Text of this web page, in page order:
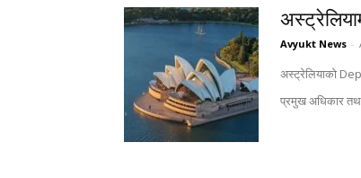
Avyukt News -
अस्ट्रेलियाको
प्रमुख अधिकार तथा